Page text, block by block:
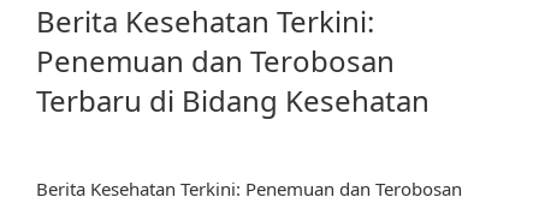
Berita Kesehatan Terkini:
Penemuan dan Terobosan
Terbaru di Bidang Kesehatan
Berita Kesehatan Terkini: Penemuan dan Terobosan